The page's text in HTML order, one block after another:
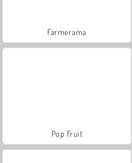
Farmerama
Pop Fruit